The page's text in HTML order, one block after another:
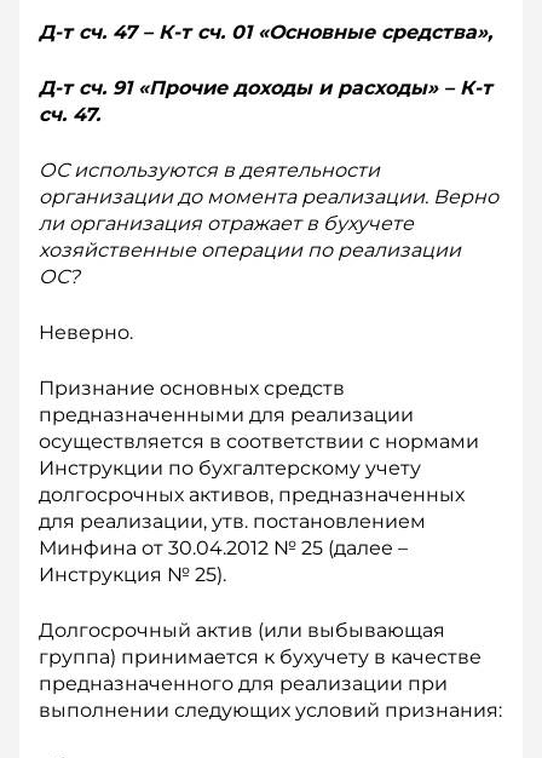
Д-т сч. 47 – К-т сч. 01 «Основные средства»,
Д-т сч. 91 «Прочие доходы и расходы» – К-т
сч. 47.
ОС используются в деятельности
организации до момента реализации. Верно
ли организация отражает в бухучете
хозяйственные операции по реализации
ОС?
Неверно.
Признание основных средств
предназначенными для реализации
осуществляется в соответствии с нормами
Инструкции по бухгалтерскому учету
долгосрочных активов, предназначенных
для реализации, утв. постановлением
Минфина от 30.04.2012 № 25 (далее –
Инструкция № 25).
Долгосрочный актив (или выбывающая
группа) принимается к бухучету в качестве
предназначенного для реализации при
выполнении следующих условий признания: